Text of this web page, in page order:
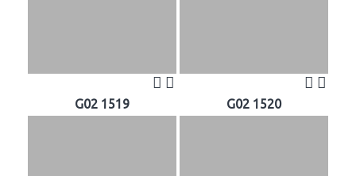
G02 1519 G02 1520